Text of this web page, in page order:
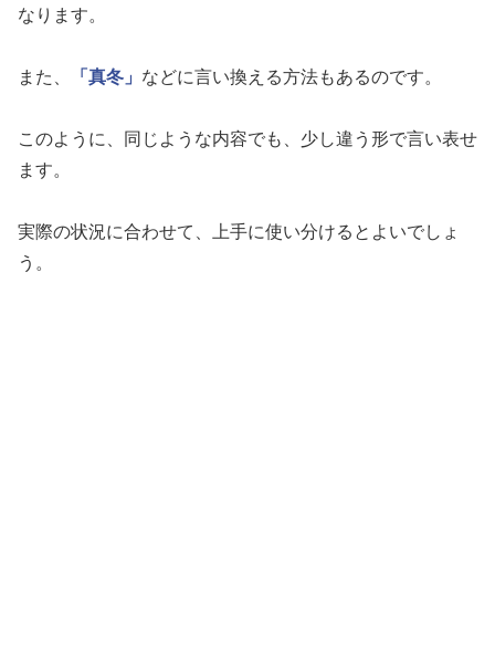
なります。
また、 「真冬」 などに言い換える方法もあるのです。
このように、同じような内容でも、少し違う形で言い表せ
ます。
実際の状況に合わせて、上手に使い分けるとよいでしょ
う。